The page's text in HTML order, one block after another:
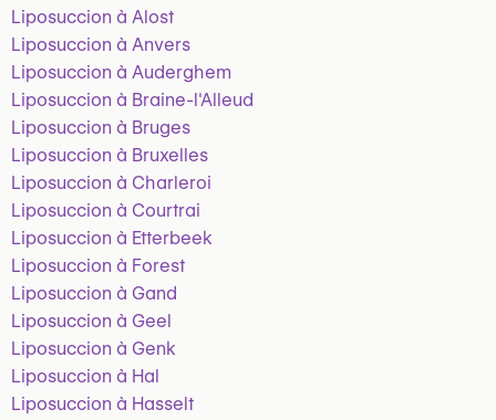
Liposuccion à Alost
Liposuccion à Anvers
Liposuccion à Auderghem
Liposuccion à Braine-l'Alleud
Liposuccion à Bruges
Liposuccion à Bruxelles
Liposuccion à Charleroi
Liposuccion à Courtrai
Liposuccion à Etterbeek
Liposuccion à Forest
Liposuccion à Gand
Liposuccion à Geel
Liposuccion à Genk
Liposuccion à Hal
Liposuccion à Hasselt